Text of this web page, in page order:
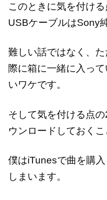
このときに気を付け
USBケーブルはSony
難しい話ではなく、
際に箱に一緒に入っ
いワケです。
そして気を付ける点
ウンロードしておくこ
僕はiTunesで曲を購
しまいます。